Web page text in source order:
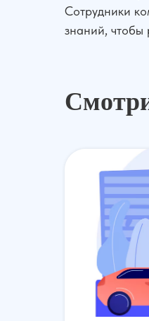
Сотрудники
знаний, чтобы